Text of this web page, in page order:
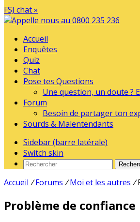
FSJ chat »
Accueil
Enquêtes
Quiz
Chat
Pose tes Questions
Une question, un doute ?
Forum
Besoin de partager ton
Sourds & Malentendants
Sidebar (barre latérale)
Switch skin
Accueil / Forums / Moi et les autres /
Problème de confiance